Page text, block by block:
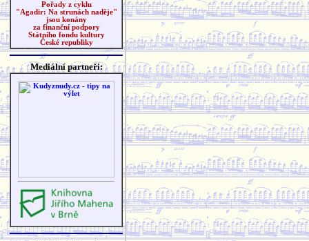
Pořady z cyklu
"Agadir: Na strunách naděje"
jsou konány
za finanční podpory
Státního fondu kultury
České republiky
Mediální partneři: